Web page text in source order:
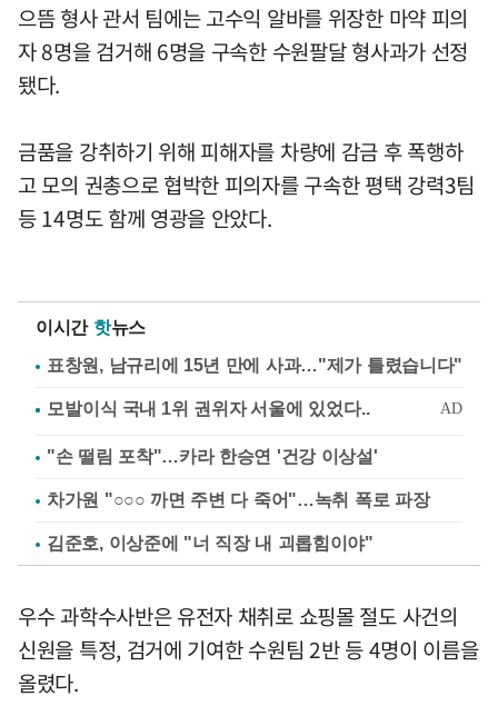
으뜸 형사 관서 팀에는 고수익 알바를 위장한 마약 피의
자 8명을 검거해 6명을 구속한 수원팔달 형사과가 선정
됐다.
금품을 강취하기 위해 피해자를 차량에 감금 후 폭행하
고 모의 권총으로 협박한 피의자를 구속한 평택 강력3팀
등 14명도 함께 영광을 안았다.
이시간 핫뉴스
표창원, 남규리에 15년 만에 사과…"제가 틀렸습니다"
"손 떨림 포착"…카라 한승연 '건강 이상설'
차가원 "○○○ 까면 주변 다 죽어"…녹취 폭로 파장
김준호, 이상준에 "너 직장 내 괴롭힘이야"
우수 과학수사반은 유전자 채취로 쇼핑몰 절도 사건의
신원을 특정, 검거에 기여한 수원팀 2반 등 4명이 이름을
올렸다.